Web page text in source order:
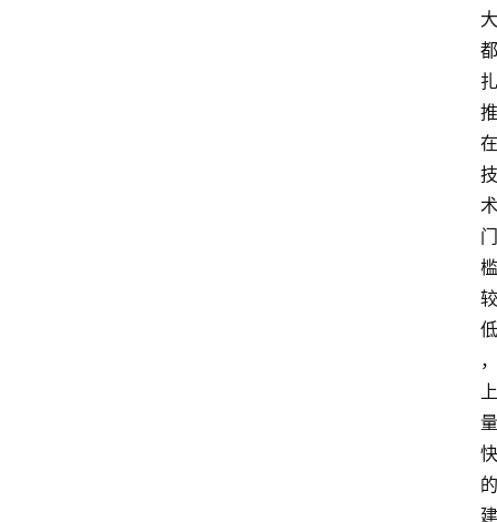
大
都
扎
推
在
技
术
门
槛
较
低
，
上
量
快
的
建